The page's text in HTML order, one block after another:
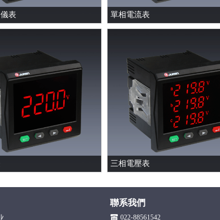
表 單相電流表
三相電壓表
聯系我們
022-88561542